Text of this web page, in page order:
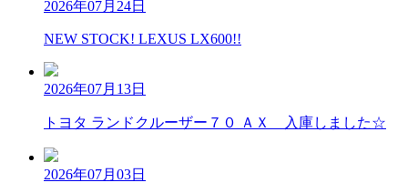
2026年07月24日
NEW STOCK! LEXUS LX600!!
2026年07月13日
トヨタ ランドクルーザー７０ ＡＸ 入庫しました☆
2026年07月03日